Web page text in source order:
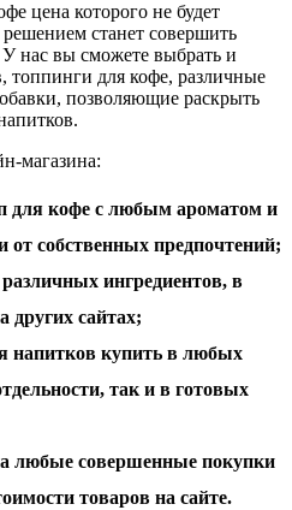
цена которого не будет
станет совершить
нас вы сможете выбрать и
топпинги для кофе, различные
позволяющие раскрыть
магазина:
для кофе с любым ароматом и
от собственных предпочтений;
ингредиентов, в
других сайтах;
напитков купить в любых
так и в готовых
любые совершенные покупки
товаров на сайте.